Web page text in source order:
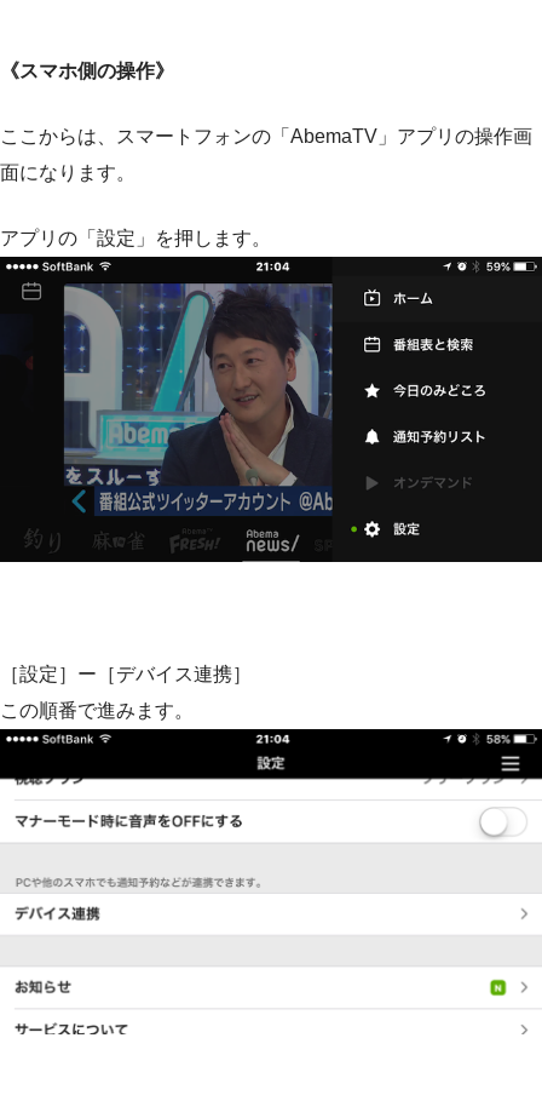
《スマホ側の操作》
ここからは、スマートフォンの「AbemaTV」アプリの操作画
面になります。
アプリの「設定」を押します。
［設定］ー［デバイス連携］
この順番で進みます。